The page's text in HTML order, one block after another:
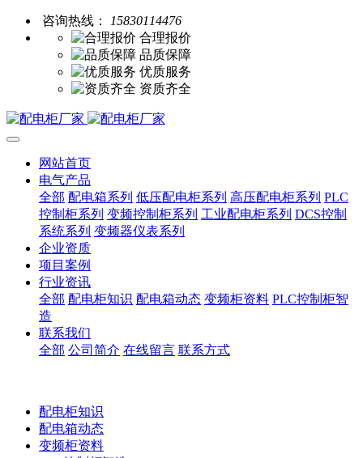
咨询热线：
15830114476
合理报价
品质保障
优质服务
资质齐全
网站首页
电气产品
全部 配电箱系列 低压配电柜系列 高压配电柜系列 PLC
控制柜系列 变频控制柜系列 工业配电柜系列 DCS控制
系统系列 变频器仪表系列
企业资质
项目案例
行业资讯
全部 配电柜知识 配电箱动态 变频柜资料 PLC控制柜智
造
联系我们
全部 公司简介 在线留言 联系方式
配电柜知识
配电箱动态
变频柜资料